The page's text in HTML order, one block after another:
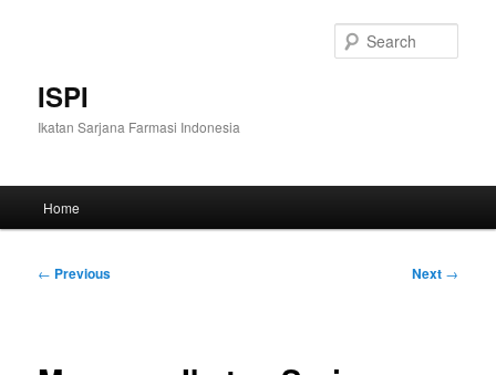
ISPI
Ikatan Sarjana Farmasi Indonesia
Home
Post
← Previous Next →